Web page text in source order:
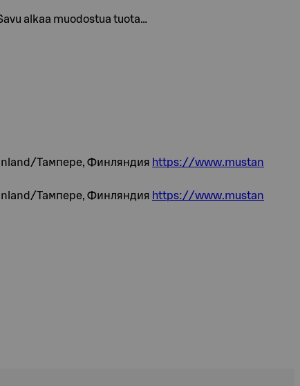
alkaa muodostua tuota…
Тампере, Финляндия https://www.mustan
Тампере, Финляндия https://www.mustan